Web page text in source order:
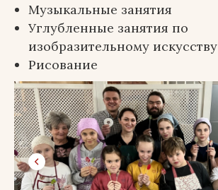
Музыкальные занятия
Углубленные занятия по
изобразительному искусству
Рисование